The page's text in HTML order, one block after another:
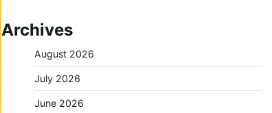
Archives
August 2026
July 2026
June 2026